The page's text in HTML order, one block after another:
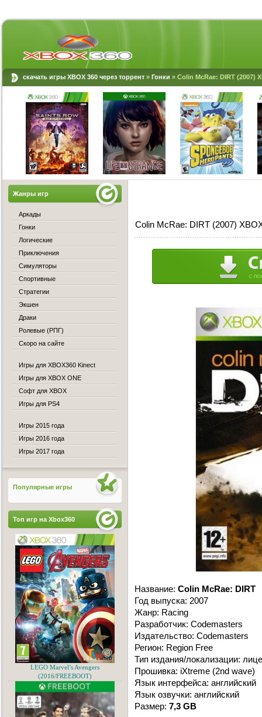
скачать игры XBOX 360 через торрент » Гонки » Colin McRae: DIRT (2007)
Colin McRae: DIRT (2007)
Название: Colin McRae: DIRT
Год выпуска: 2007
Жанр: Racing
Разработчик: Codemasters
Издательство: Codemasters
Регион: Region Free
Тип издания/локализации:
Прошивка: iXtreme (2nd wave)
Язык интерфейса: английский
Язык озвучки: английский
Размер: 7,3 GB
Жанры игр
Аркады
Гонки
Логические
Приключения
Симуляторы
Спортивные
Стратегии
Экшен
Драки
Ролевые (РПГ)
Скоро на сайте
Игры для XBOX360 Kinect
Игры для XBOX ONE
Софт для XBOX
Игры для PS4
Игры 2015 года
Игры 2016 года
Игры 2017 года
Популярные игры
Топ игр на Xbox360
LEGO Marvel’s Avengers
(2016/FREEBOOT)